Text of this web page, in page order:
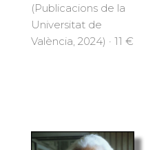
(Publicacions de la
Universitat de
València, 2024) · 11 €